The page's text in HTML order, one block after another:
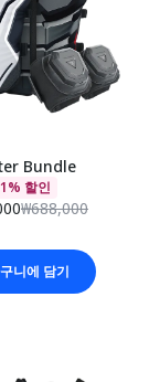
Bundle
할인
₩688,000
니에 담기